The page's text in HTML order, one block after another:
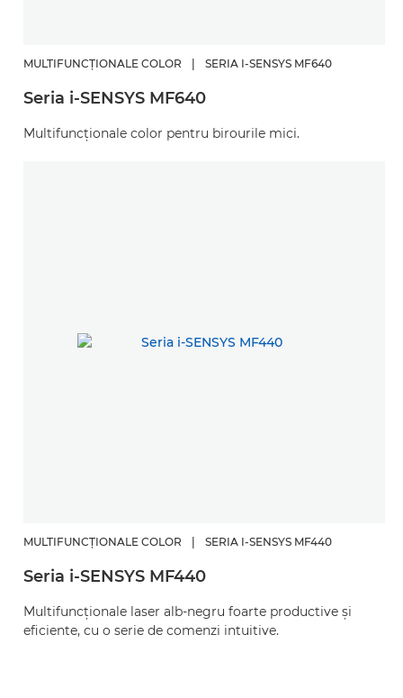
MULTIFUNCŢIONALE COLOR SERIA I-SENSYS MF640
Seria i-SENSYS MF640
Multifuncţionale color pentru birourile mici.
MULTIFUNCŢIONALE COLOR SERIA I-SENSYS MF440
Seria i-SENSYS MF440
Multifuncţionale laser alb-negru foarte productive şi
eficiente, cu o serie de comenzi intuitive.